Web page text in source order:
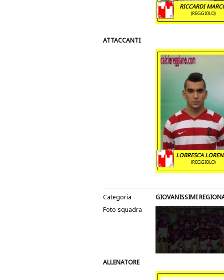
RICCARDI
(REGGIOLO)
ATTACCANTI
LOBRESCA
(REGGIOLO)
Categoria
GIOVANISSIMI
Foto squadra
ALLENATORE